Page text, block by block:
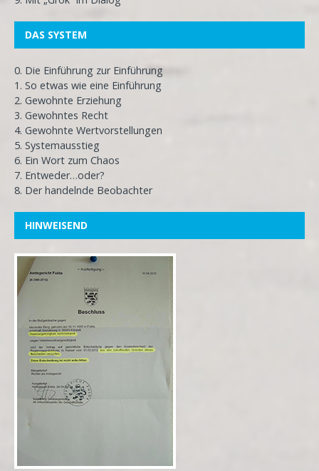
DAS SYSTEM
0. Die Einführung zur Einführung
1. So etwas wie eine Einführung
2. Gewohnte Erziehung
3. Gewohntes Recht
4. Gewohnte Wertvorstellungen
5. Systemausstieg
6. Ein Wort zum Chaos
7. Entweder…oder?
8. Der handelnde Beobachter
HINWEISEND